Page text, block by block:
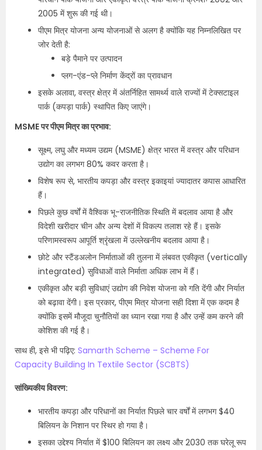
2005 में शुरू की गई थी।
पीएम मित्र योजना अन्य योजनाओं से अलग है क्योंकि यह निम्नलिखित पर
जोर देती है:
बड़े पैमाने पर उत्पादन
प्लग-एंड-प्ले निर्माण केंद्रों का प्रावधान
इसके अलावा, वस्त्र क्षेत्र में अंतर्निहित सामर्थ्य वाले राज्यों में टेक्सटाइल
पार्क (कपड़ा पार्क) स्थापित किए जाएंगे।
MSME पर पीएम मित्र का प्रभाव:
सूक्ष्म, लघु और मध्यम उद्यम (MSME) क्षेत्र भारत में वस्त्र और परिधान
उद्योग का लगभग 80% कवर करता है।
विशेष रूप से, भारतीय कपड़ा और वस्त्र इकाइयां ज्यादातर कपास आधारित
हैं।
पिछले कुछ वर्षों में वैश्विक भू-राजनीतिक स्थिति में बदलाव आया है और
विदेशी खरीदार चीन और अन्य देशों में विकल्प तलाश रहे हैं। इसके
परिणामस्वरूप आपूर्ति श्रृंखला में उल्लेखनीय बदलाव आया है।
छोटे और स्टैंडअलोन निर्माताओं की तुलना में लंबवत एकीकृत (vertically
integrated) सुविधाओं वाले निर्माता अधिक लाभ में हैं।
एकीकृत और बड़ी सुविधाएं उद्योग की निवेश योजना को गति देंगी और निर्यात
को बढ़ावा देंगी। इस प्रकार, पीएम मित्र योजना सही दिशा में एक कदम है
क्योंकि इसमें मौजूदा चुनौतियों का ध्यान रखा गया है और उन्हें कम करने की
कोशिश की गई है।
साथ ही, इसे भी पढ़िए: Samarth Scheme – Scheme For
Capacity Building In Textile Sector (SCBTS)
सांख्यिकीय विवरण:
भारतीय कपड़ा और परिधानों का निर्यात पिछले चार वर्षों में लगभग $40
बिलियन के निशान पर स्थिर हो गया है।
इसका उद्देश्य निर्यात में $100 बिलियन का लक्ष्य और 2030 तक घरेलू रूप